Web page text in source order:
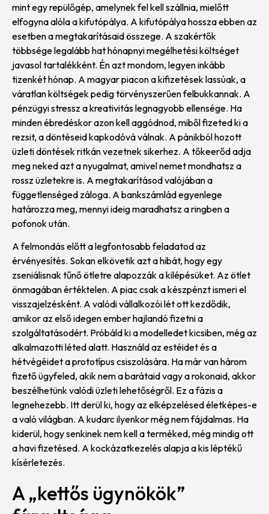
mint egy repülőgép, amelynek fel kell szállnia, mielőtt
elfogyna alóla a kifutópálya. A kifutópálya hossza ebben az
esetben a megtakarításaid összege. A szakértők
többsége legalább hat hónapnyi megélhetési költséget
javasol tartalékként. Én azt mondom, legyen inkább
tizenkét hónap. A magyar piacon a kifizetések lassúak, a
váratlan költségek pedig törvényszerűen felbukkannak. A
pénzügyi stressz a kreativitás legnagyobb ellensége. Ha
minden ébredéskor azon kell aggódnod, miből fizeted ki a
rezsit, a döntéseid kapkodóvá válnak. A pánikból hozott
üzleti döntések ritkán vezetnek sikerhez. A tőkeerőd adja
meg neked azt a nyugalmat, amivel nemet mondhatsz a
rossz üzletekre is. A megtakarításod valójában a
függetlenséged záloga. A bankszámlád egyenlege
határozza meg, mennyi ideig maradhatsz a ringben a
pofonok után.
A felmondás előtt a legfontosabb feladatod az
érvényesítés. Sokan elkövetik azt a hibát, hogy egy
zseniálisnak tűnő ötletre alapozzák a kilépésüket. Az ötlet
önmagában értéktelen. A piac csak a készpénzt ismeri el
visszajelzésként. A valódi vállalkozói lét ott kezdődik,
amikor az első idegen ember hajlandó fizetni a
szolgáltatásodért. Próbáld ki a modelledet kicsiben, még az
alkalmazotti léted alatt. Használd az estéidet és a
hétvégéidet a prototípus csiszolására. Ha már van három
fizető ügyfeled, akik nem a barátaid vagy a rokonaid, akkor
beszélhetünk valódi üzleti lehetőségről. Ez a fázis a
legnehezebb. Itt derül ki, hogy az elképzelésed életképes-e
a való világban. A kudarc ilyenkor még nem fájdalmas. Ha
kiderül, hogy senkinek nem kell a terméked, még mindig ott
a havi fizetésed. A kockázatkezelés alapja a kis léptékű
kísérletezés.
A „kettős ügynökök”